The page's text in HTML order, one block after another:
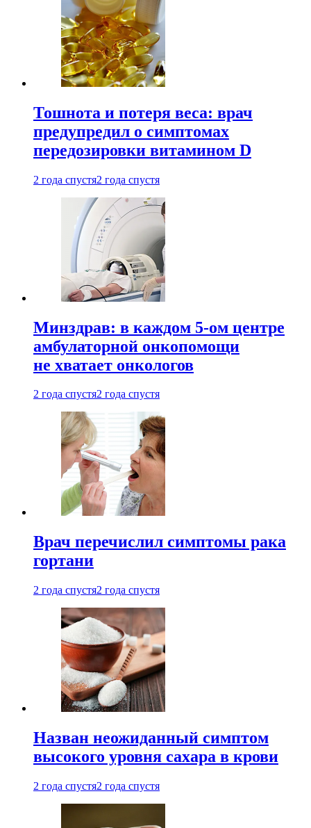
Тошнота и потеря веса: врач
предупредил о симптомах
передозировки витамином D
2 года спустя2 года спустя
Минздрав: в каждом 5-ом центре
амбулаторной онкопомощи
не хватает онкологов
2 года спустя2 года спустя
Врач перечислил симптомы рака
гортани
2 года спустя2 года спустя
Назван неожиданный симптом
высокого уровня сахара в крови
2 года спустя2 года спустя